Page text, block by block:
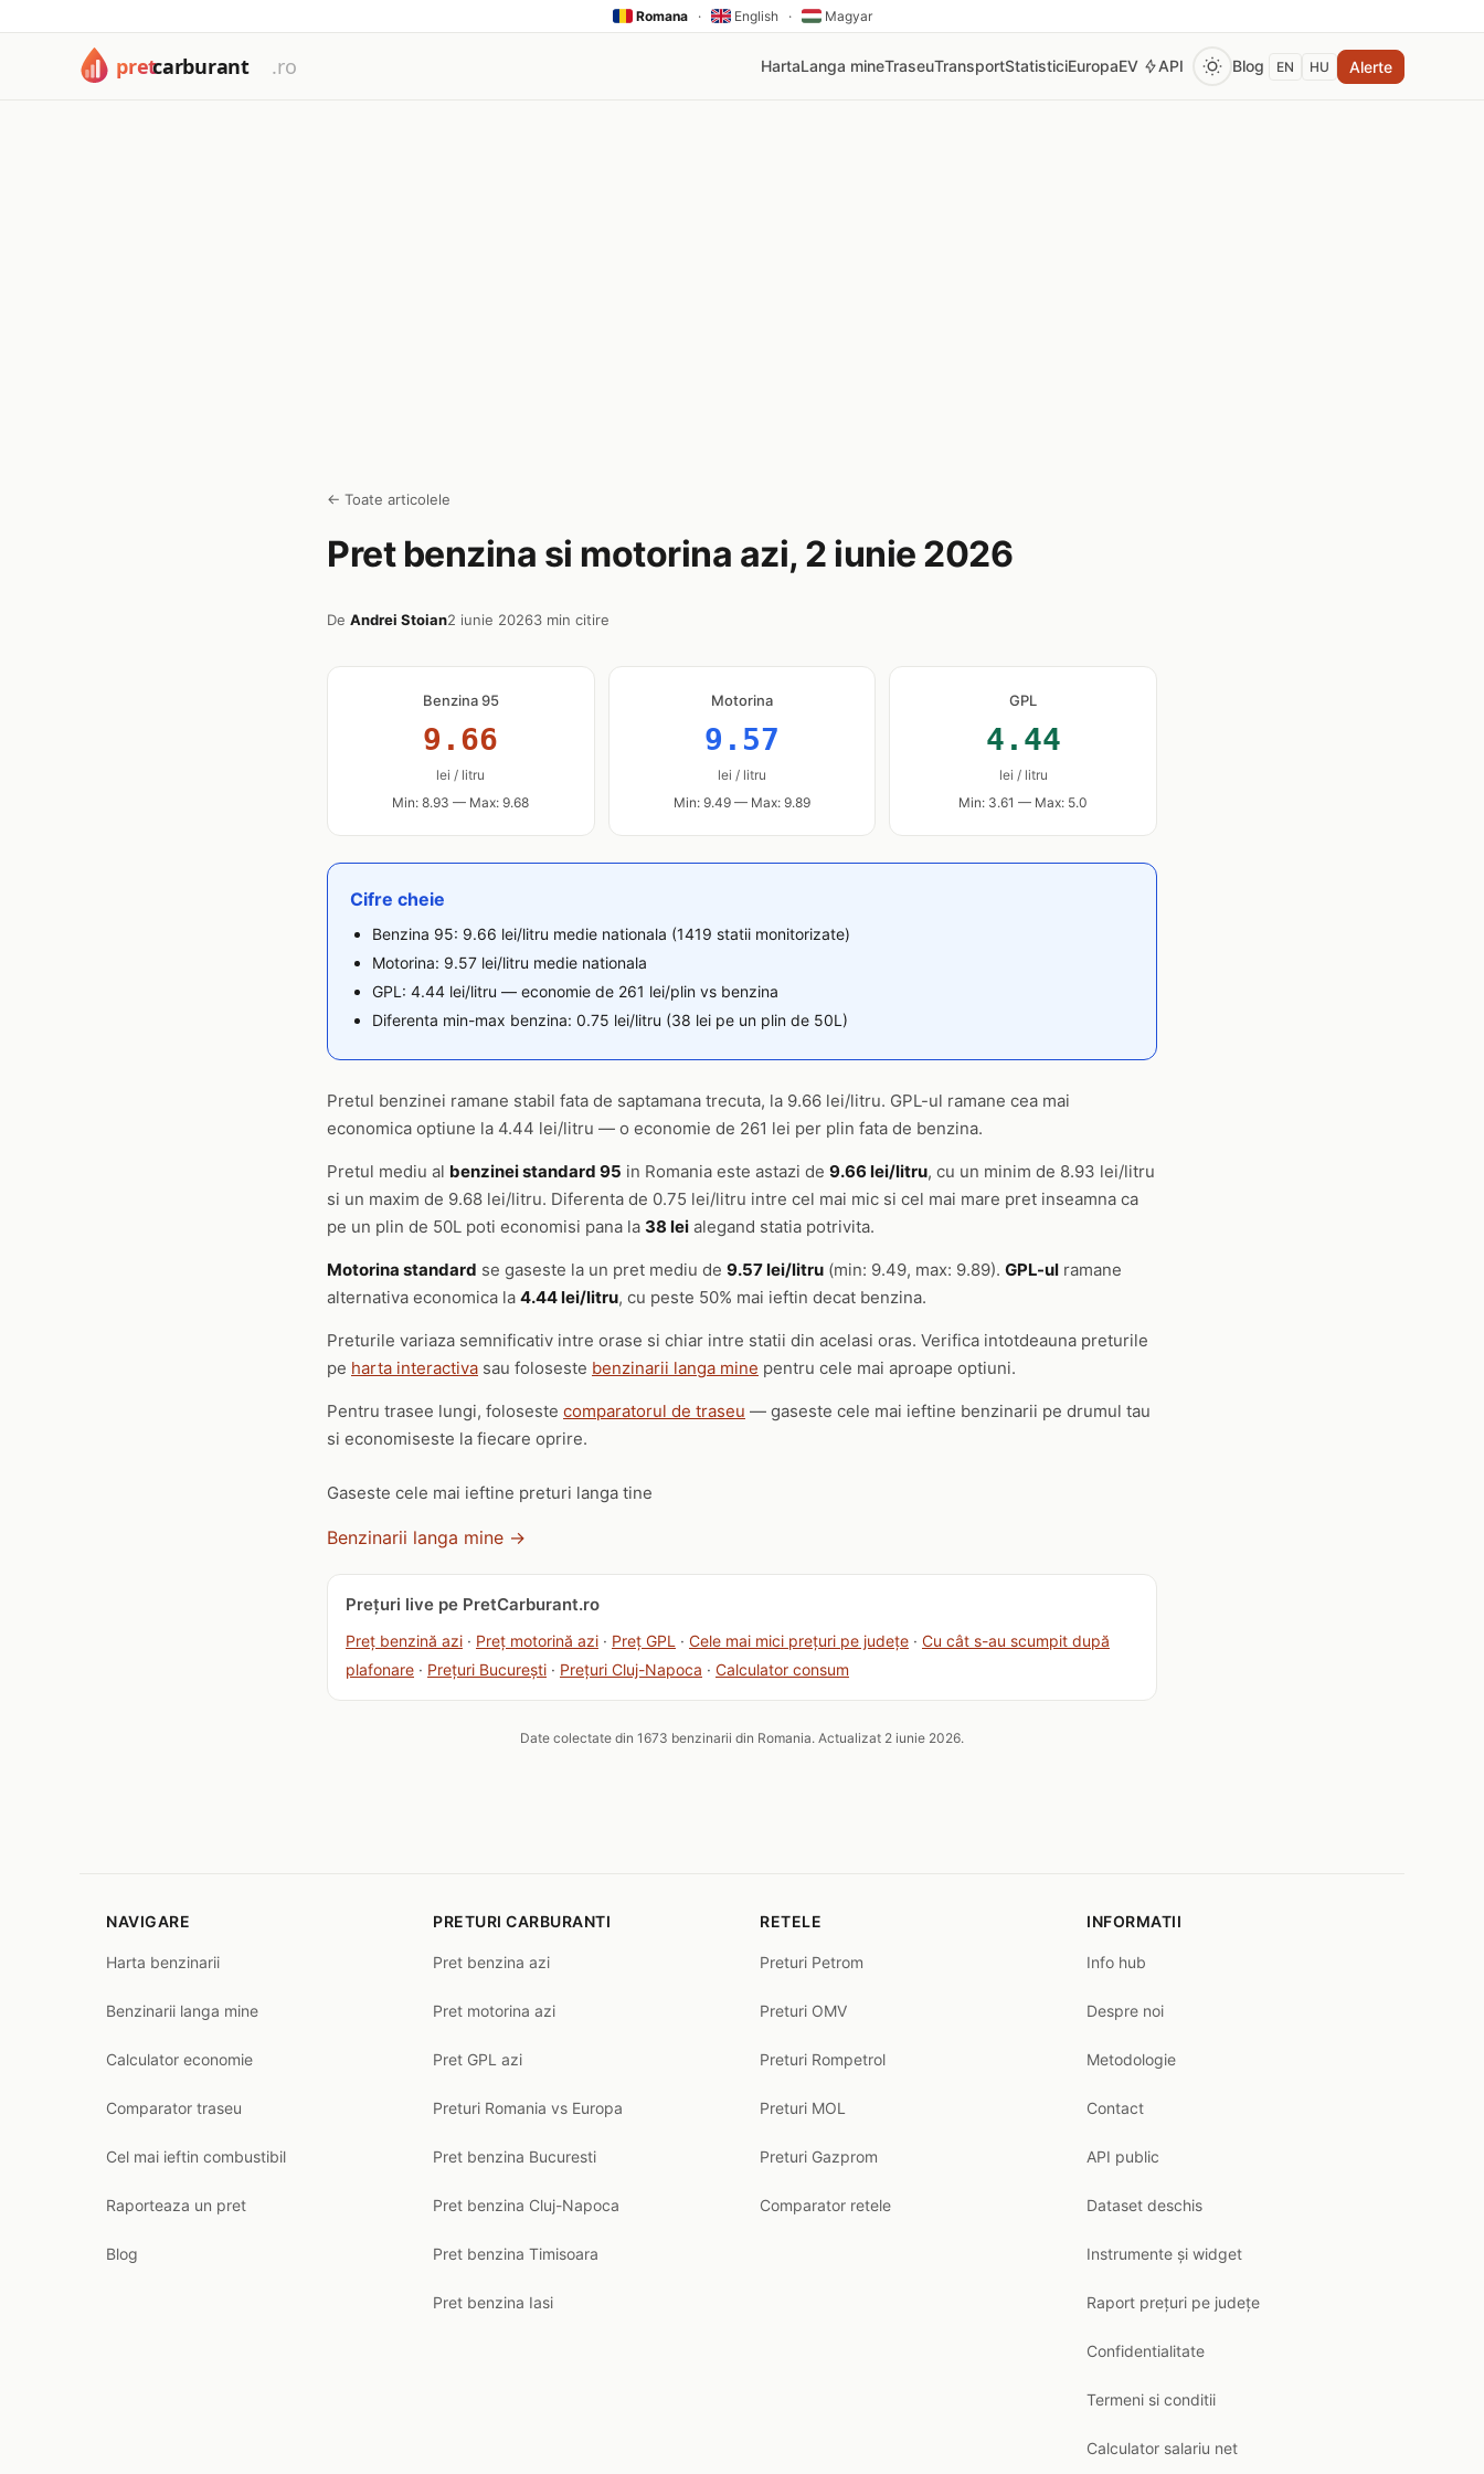
Romana · English · Magyar
HartaLanga mineTraseuTransportStatisticiEuropaEV API Blog EN HU Alerte
← Toate articolele
Pret benzina si motorina azi, 2 iunie 2026
De Andrei Stoian2 iunie 20263 min citire
Benzina 95
9.66
lei / litru
Min: 8.93 — Max: 9.68
Motorina
9.57
lei / litru
Min: 9.49 — Max: 9.89
GPL
4.44
lei / litru
Min: 3.61 — Max: 5.0
Cifre cheie
Benzina 95: 9.66 lei/litru medie nationala (1419 statii monitorizate)
Motorina: 9.57 lei/litru medie nationala
GPL: 4.44 lei/litru — economie de 261 lei/plin vs benzina
Diferenta min-max benzina: 0.75 lei/litru (38 lei pe un plin de 50L)
Pretul benzinei ramane stabil fata de saptamana trecuta, la 9.66 lei/litru. GPL-ul ramane cea mai
economica optiune la 4.44 lei/litru — o economie de 261 lei per plin fata de benzina.
Pretul mediu al benzinei standard 95 in Romania este astazi de 9.66 lei/litru, cu un minim de 8.93 lei/litru
si un maxim de 9.68 lei/litru. Diferenta de 0.75 lei/litru intre cel mai mic si cel mai mare pret inseamna ca
pe un plin de 50L poti economisi pana la 38 lei alegand statia potrivita.
Motorina standard se gaseste la un pret mediu de 9.57 lei/litru (min: 9.49, max: 9.89). GPL-ul ramane
alternativa economica la 4.44 lei/litru, cu peste 50% mai ieftin decat benzina.
Preturile variaza semnificativ intre orase si chiar intre statii din acelasi oras. Verifica intotdeauna preturile
pe harta interactiva sau foloseste benzinarii langa mine pentru cele mai aproape optiuni.
Pentru trasee lungi, foloseste comparatorul de traseu — gaseste cele mai ieftine benzinarii pe drumul tau
si economiseste la fiecare oprire.
Gaseste cele mai ieftine preturi langa tine
Benzinarii langa mine →
Prețuri live pe PretCarburant.ro
Preț benzină azi · Preț motorină azi · Preț GPL · Cele mai mici prețuri pe județe · Cu cât s-au scumpit după
plafonare · Prețuri București · Prețuri Cluj-Napoca · Calculator consum
Date colectate din 1673 benzinarii din Romania. Actualizat 2 iunie 2026.
NAVIGARE
Harta benzinarii
Benzinarii langa mine
Calculator economie
Comparator traseu
Cel mai ieftin combustibil
Raporteaza un pret
Blog
PRETURI CARBURANTI
Pret benzina azi
Pret motorina azi
Pret GPL azi
Preturi Romania vs Europa
Pret benzina Bucuresti
Pret benzina Cluj-Napoca
Pret benzina Timisoara
Pret benzina Iasi
RETELE
Preturi Petrom
Preturi OMV
Preturi Rompetrol
Preturi MOL
Preturi Gazprom
Comparator retele
INFORMATII
Info hub
Despre noi
Metodologie
Contact
API public
Dataset deschis
Instrumente și widget
Raport prețuri pe județe
Confidentialitate
Termeni si conditii
Calculator salariu net